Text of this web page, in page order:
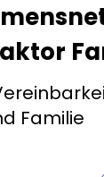
Familie